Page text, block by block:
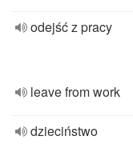
odejść z pracy
leave from work
dzieciństwo